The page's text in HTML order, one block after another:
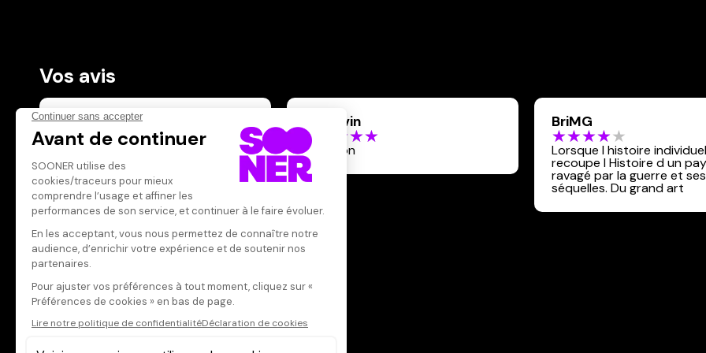
Vos avis
Donnez votre avis
Votre note
Votre commentaire
Il faut vous connecter pour
publier un avis
CONNEXION
engelvin
Très bon
BriMG
Lorsque l histoire
recoupe l Histoire d un
ravagé par la guerre et ses
séquelles. Du grand art